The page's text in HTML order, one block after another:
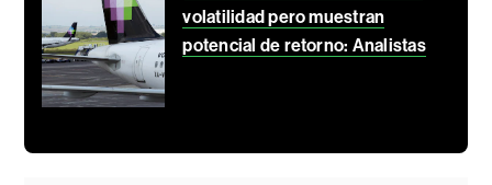
volatilidad pero muestran
potencial de retorno: Analistas